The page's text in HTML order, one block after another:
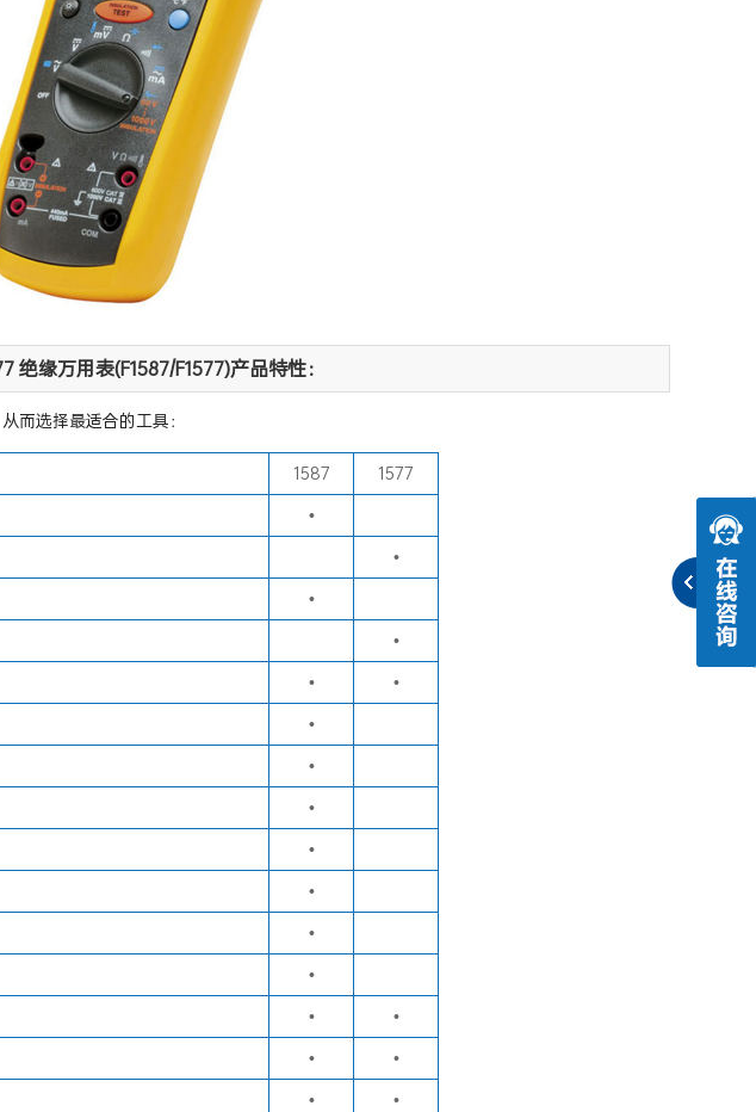
绝缘万用表(F1587/F1577)产品特性：
而选择最适合的工具：
1587
1577
•
•
•
•
•
•
•
•
•
•
•
•
•
•
•
•
•
•
•